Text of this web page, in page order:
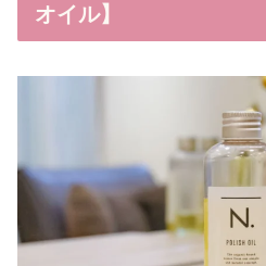
オイル】